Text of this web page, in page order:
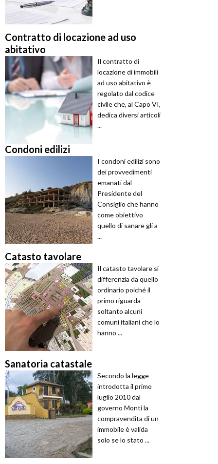
Contratto di locazione ad uso
abitativo
Il contratto di
locazione di immobili
ad uso abitativo è
regolato dal codice
civile che, al Capo VI,
dedica diversi articoli
...
Condoni edilizi
I condoni edilizi sono
dei provvedimenti
emanati dal
Presidente del
Consiglio che hanno
come obiettivo
quello di sanare gli a
...
Catasto tavolare
Il catasto tavolare si
differenzia da quello
ordinario poiché il
primo riguarda
soltanto alcuni
comuni italiani che lo
hanno ...
Sanatoria catastale
Secondo la legge
introdotta il primo
luglio 2010 dal
governo Monti la
compravendita di un
immobile è valida
solo se lo stato ...